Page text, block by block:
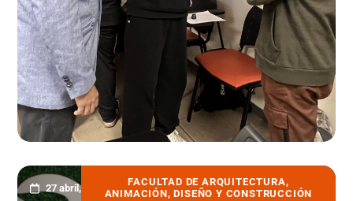
FACULTAD DE ARQUITECTURA,
ANIMACIÓN, DISEÑO Y CONSTRUCCIÓN
27 abril, 2023